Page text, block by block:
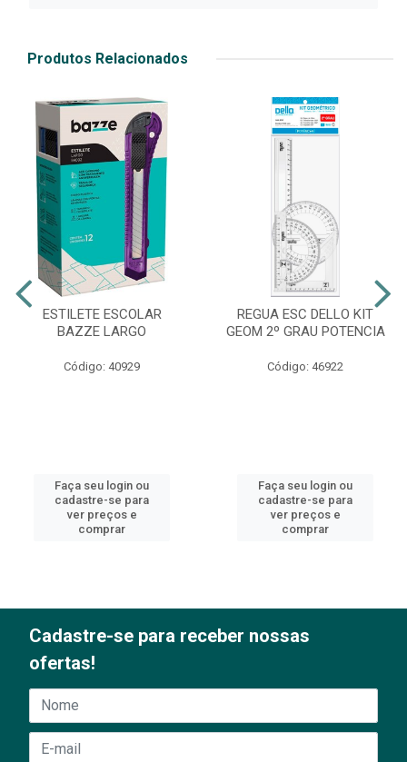
Produtos Relacionados
ESTILETE ESCOLAR
BAZZE LARGO
Código: 40929
Faça seu login ou
cadastre-se para
ver preços e
comprar
REGUA ESC DELLO KIT
GEOM 2º GRAU POTENCIA
Código: 46922
Faça seu login ou
cadastre-se para
ver preços e
comprar
Cadastre-se para receber nossas
ofertas!